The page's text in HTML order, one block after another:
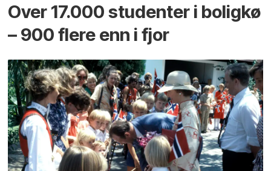
Over 17.000 studenter i boligkø
– 900 flere enn i fjor